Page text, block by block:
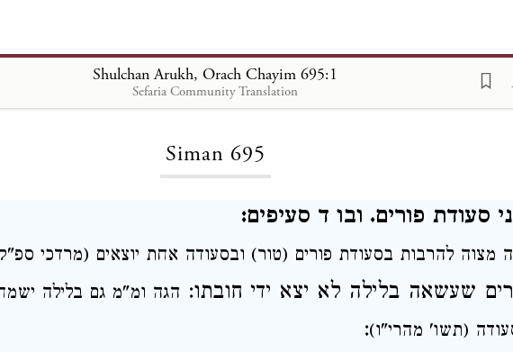
Shulchan Arukh, Orach Chayim 695:1
Sefaria Community Translation
Loading...
Siman 695
סעודת פורים. ובו ד סעיפים:
מצוה להרבות בסעודת פורים (טור) ובסעודה אחת יוצאים (מרדכי
שעשאה בלילה לא יצא ידי חובתו: הגה ומ"מ גם בלילה
(תשו' מהרי"ו):